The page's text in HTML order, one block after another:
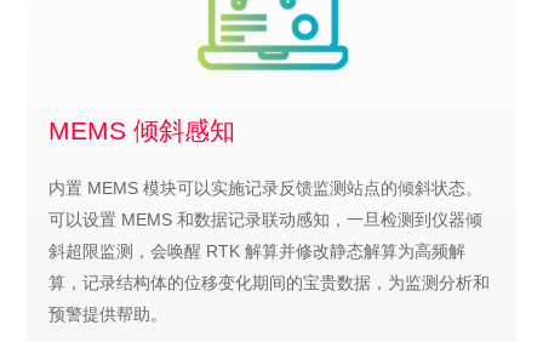
MEMS 倾斜感知
内置 MEMS 模块可以实施记录反馈监测站点的倾斜状态。
可以设置 MEMS 和数据记录联动感知，一旦检测到仪器倾
斜超限监测，会唤醒 RTK 解算并修改静态解算为高频解
算，记录结构体的位移变化期间的宝贵数据，为监测分析和
预警提供帮助。